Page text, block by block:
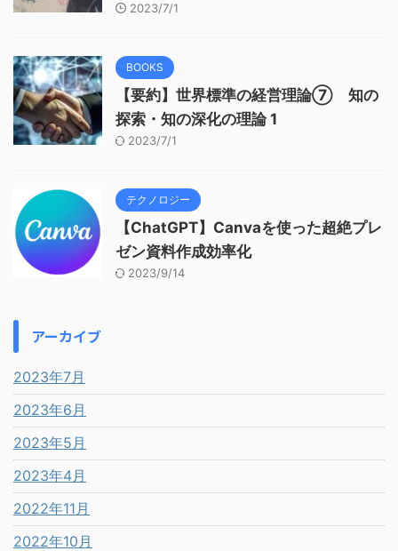
2023/7/1
BOOKS
【要約】世界標準の経営理論⑦ 知の
探索・知の深化の理論 1
2023/7/1
テクノロジー
【ChatGPT】Canvaを使った超絶プレ
ゼン資料作成効率化
2023/9/14
アーカイブ
2023年7月
2023年6月
2023年5月
2023年4月
2022年11月
2022年10月